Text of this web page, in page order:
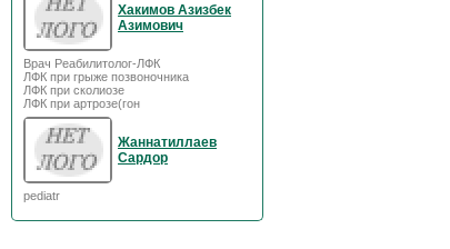
Хакимов Азизбек
Азимович
Врач Реабилитолог-ЛФК
ЛФК при грыже позвоночника
ЛФК при сколиозе
ЛФК при артрозе(гон
Жаннатиллаев
Сардор
pediatr